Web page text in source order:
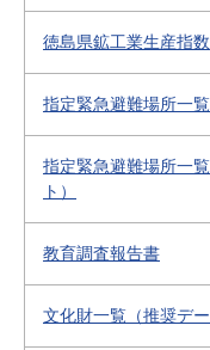
徳島県鉱工業生産指数
指定緊急避難場所一
指定緊急避難場所一
ト）
教育調査報告書
文化財一覧（推奨デー